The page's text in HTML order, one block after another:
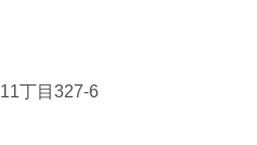
丁目327-6